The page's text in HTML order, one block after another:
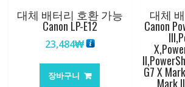
대체 배터리 호환 가능
Canon LP-E12
23,484₩
장바구니
대체
Canon
G7 X
Mark